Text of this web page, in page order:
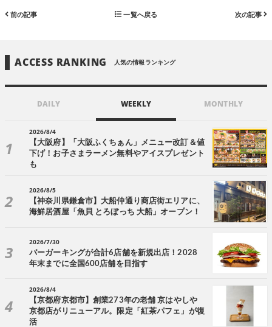
前の記事 一覧へ戻る 次の記事
ACCESS RANKING 人気の情報ランキング
DAILY WEEKLY MONTHLY
2026/8/4
【大阪府】「大阪ふくちぁん」メニュー改訂＆値
下げ！お子さまラーメン無料やアイスプレゼント
も
2026/8/5
【神奈川県鎌倉市】大船仲通り商店街エリアに、
海鮮居酒屋「魚貝 とろぼっち 大船」オープン！
2026/7/30
バーガーキングが合計6店舗を新規出店！2028
年末までに全国600店舗を目指す
2026/8/4
【京都府京都市】創業273年の老舗 京はやしや
京都店がリニューアル。限定「紅茶パフェ」が復
活